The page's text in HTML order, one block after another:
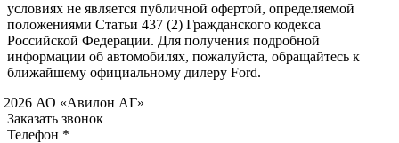
условиях не является публичной офертой, определяемой
положениями Статьи 437 (2) Гражданского кодекса
Российской Федерации. Для получения подробной
информации об автомобилях, пожалуйста, обращайтесь к
ближайшему официальному дилеру Ford.
АО «Авилон АГ»
Заказать звонок
Телефон *